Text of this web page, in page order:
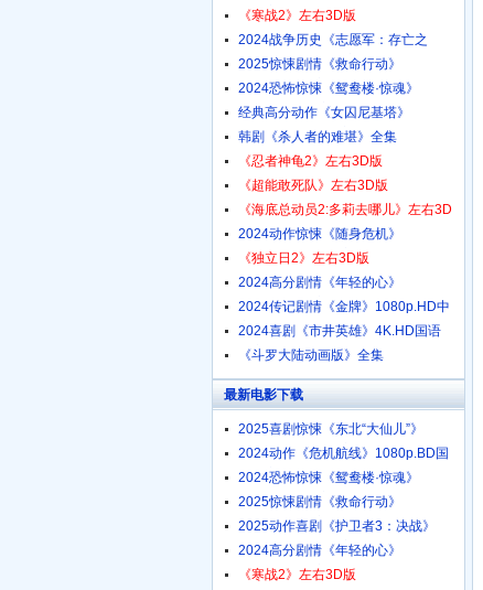
语中字
《寒战2》左右3D版
2024战争历史《志愿军：存亡之
战》4K.HD国语中字
2025惊悚剧情《救命行动》
1080p.HD中字
2024恐怖惊悚《鸳鸯楼·惊魂》
4K.HD国语中字
经典高分动作《女囚尼基塔》
1080p.BD中英双字
韩剧《杀人者的难堪》全集
《忍者神龟2》左右3D版
《超能敢死队》左右3D版
《海底总动员2:多莉去哪儿》左右3D
版
2024动作惊悚《随身危机》
1080p.HD中英双字
《独立日2》左右3D版
2024高分剧情《年轻的心》
1080p.HD中字
2024传记剧情《金牌》1080p.HD中
字
2024喜剧《市井英雄》4K.HD国语
中字
《斗罗大陆动画版》全集
最新电影下载
2025喜剧惊悚《东北“大仙儿”》
1080p.HD国语中字
2024动作《危机航线》1080p.BD国
语中字
2024恐怖惊悚《鸳鸯楼·惊魂》
4K.HD国语中字
2025惊悚剧情《救命行动》
1080p.HD中字
2025动作喜剧《护卫者3：决战》
1080p.HD国语中字
2024高分剧情《年轻的心》
1080p.HD中字
《寒战2》左右3D版